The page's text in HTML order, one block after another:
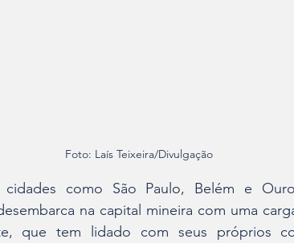
Foto: Laís Teixeira/Divulgação
como São Paulo, Belém e
na capital mineira com uma
que tem lidado com seus próprios